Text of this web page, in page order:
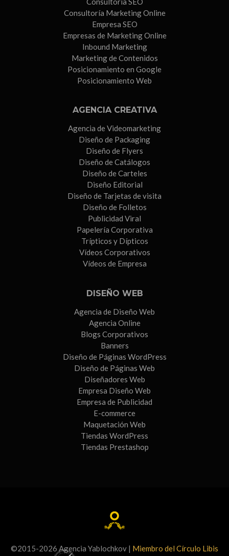
Consultoría Marketing Online
Empresa SEO
Empresas de Marketing Online
Inbound Marketing
Marketing de Contenidos
Posicionamiento en Google
Posicionamiento Web
AGENCIA CREATIVA
Agencia de Videomarketing
Diseño de Packaging
Diseño de Flyers
Diseño de Catálogos
Diseño de Carteles
Diseño Editorial
Diseño de Tarjetas de visita
Diseño de Folletos
Publicidad Viral
Papelería Corporativa
Trípticos y Dípticos
Vídeos Corporativos
Vídeos de Empresa
DISEÑO WEB
Agencia de Diseño Web
Agencia Online
Blogs Corporativos
Banners
Diseño de Páginas WordPress
Diseño de Páginas Web
Diseñadores Web
Empresa Diseño Web
Empresa de Publicidad
E-commerce
Maquetación Web
Tiendas WordPress
Tiendas Prestashop
©2015-2026 Agencia Yablochkov | Miembro del Círculo Libis